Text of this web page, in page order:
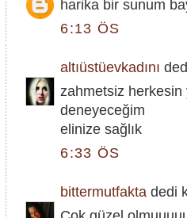
harika bir sunum
6:13 ÖS
altıüstüevkadını
zahmetsiz herkesin
deneyeceğim
elinize sağlık
6:33 ÖS
bittermutfakta dedi